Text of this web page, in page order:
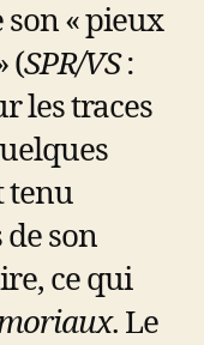
son « pieux
(SPR/VS:
les traces
tenu
son
ce qui
. Le